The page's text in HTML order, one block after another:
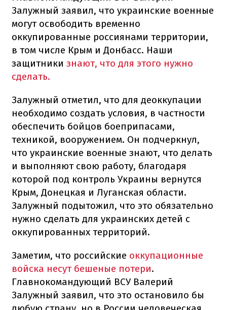
Залужный заявил, что украинские военные
могут освободить временно
оккупированные россиянами территории,
в том числе Крым и Донбасс. Наши
защитники знают, что для этого нужно
сделать.
Залужный отметил, что для деоккупации
необходимо создать условия, в частности
обеспечить бойцов боеприпасами,
техникой, вооружением. Он подчеркнул,
что украинские военные знают, что делать
и выполняют свою работу, благодаря
которой под контроль Украины вернутся
Крым, Донецкая и Луганская области.
Залужный подытожил, что это обязательно
нужно сделать для украинских детей с
оккупированных территорий.
Заметим, что российские оккупационные
войска несут бешеные потери.
Главнокомандующий ВСУ Валерий
Залужный заявил, что это остановило бы